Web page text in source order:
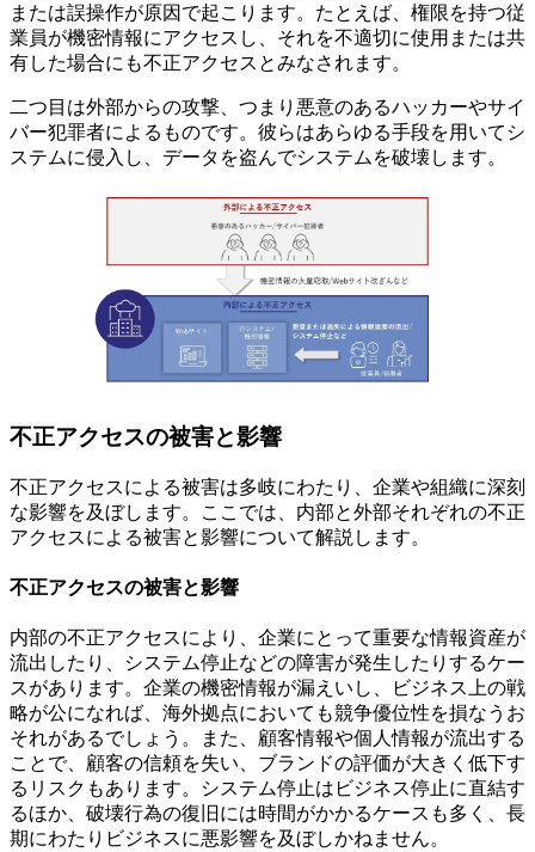
または誤操作が原因で起こります。たとえば、権限を持つ従
業員が機密情報にアクセスし、それを不適切に使用または共
有した場合にも不正アクセスとみなされます。
二つ目は外部からの攻撃、つまり悪意のあるハッカーやサイ
バー犯罪者によるものです。彼らはあらゆる手段を用いてシ
ステムに侵入し、データを盗んでシステムを破壊します。
不正アクセスの被害と影響
不正アクセスによる被害は多岐にわたり、企業や組織に深刻
な影響を及ぼします。ここでは、内部と外部それぞれの不正
アクセスによる被害と影響について解説します。
不正アクセスの被害と影響
内部の不正アクセスにより、企業にとって重要な情報資産が
流出したり、システム停止などの障害が発生したりするケー
スがあります。企業の機密情報が漏えいし、ビジネス上の戦
略が公になれば、海外拠点においても競争優位性を損なうお
それがあるでしょう。また、顧客情報や個人情報が流出する
ことで、顧客の信頼を失い、ブランドの評価が大きく低下す
るリスクもあります。システム停止はビジネス停止に直結す
るほか、破壊行為の復旧には時間がかかるケースも多く、長
期にわたりビジネスに悪影響を及ぼしかねません。